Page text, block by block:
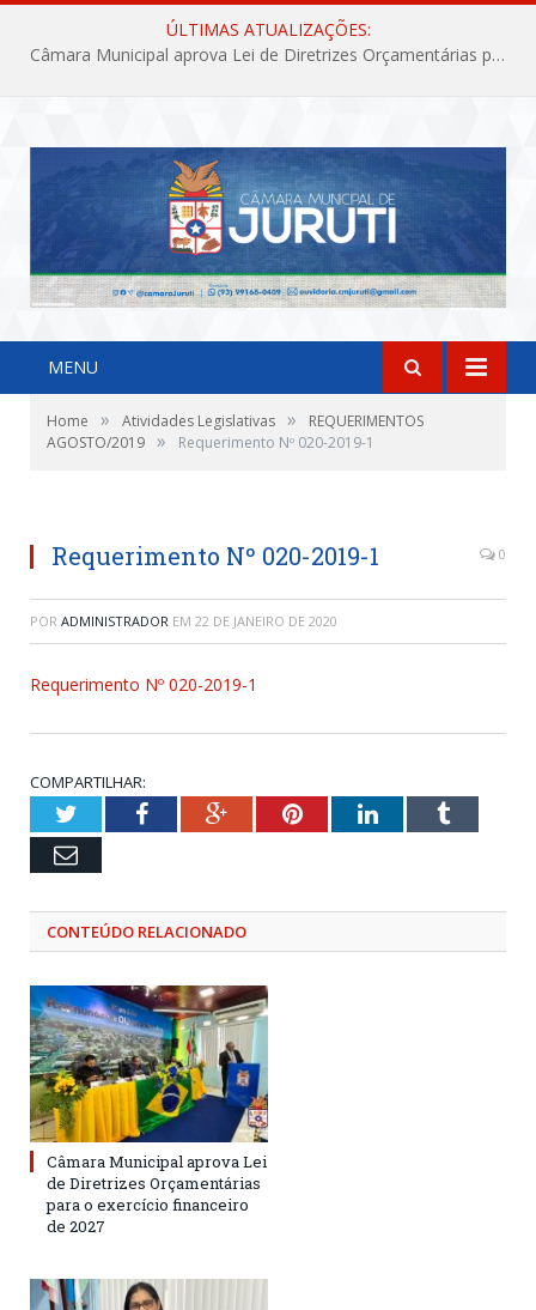
ÚLTIMAS ATUALIZAÇÕES:
Câmara Municipal aprova Lei de Diretrizes Orçamentárias para o exercício financeiro de 2027
MENU
Home » Atividades Legislativas »
REQUERIMENTOS
AGOSTO/2019 » Requerimento Nº 020-2019-1
Requerimento Nº 020-2019-1 0
POR ADMINISTRADOR EM 22 DE JANEIRO DE 2020
Requerimento Nº 020-2019-1
COMPARTILHAR:
TwitterFacebookGoogle+PinterestLinkedInTumblr
Email
CONTEÚDO RELACIONADO
Câmara Municipal aprova Lei
de Diretrizes Orçamentárias
para o exercício financeiro
de 2027